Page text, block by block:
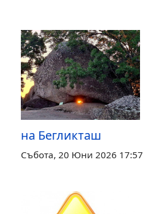
на Бегликташ
Събота, 20 Юни 2026 17:57